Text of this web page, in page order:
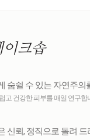
이크솝
숨쉴 수 있는 자연주의
고 건강한 피부를 매일 연구합
신뢰, 정직으로 돌려 드